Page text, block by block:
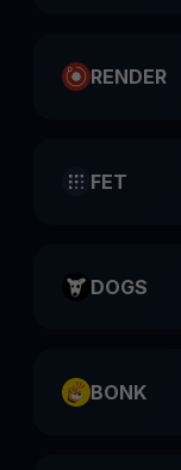
RENDER
FET
DOGS
BONK